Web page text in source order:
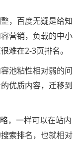
，百度无疑是给知
营销，负载的中小
难在2-3页排名。
池粘性相对弱的问
优质内容，迁移到
，一样可以在站内
索排名，也就相对